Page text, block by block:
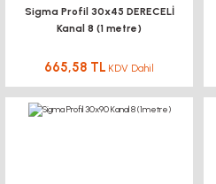
Sigma Profil 30x45 DERECELİ
Kanal 8 (1 metre)
665,58 TL KDV Dahil